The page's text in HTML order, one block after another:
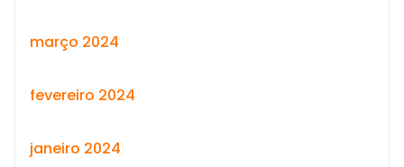
março 2024
fevereiro 2024
janeiro 2024